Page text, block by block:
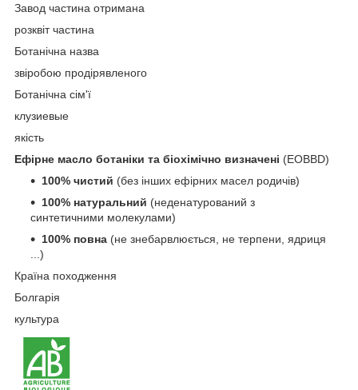
Завод частина отримана
розквіт частина
Ботанічна назва
звіробою продірявленого
Ботанічна сім'ї
клузиевые
якість
Ефірне масло ботаніки та біохімічно визначені (EOBBD)
100% чистий (без інших ефірних масел родичів)
100% натуральний (неденатурований з
синтетичними молекулами)
100% повна (не знебарвлюється, не терпени, ядриця
...)
Країна походження
Болгарія
культура